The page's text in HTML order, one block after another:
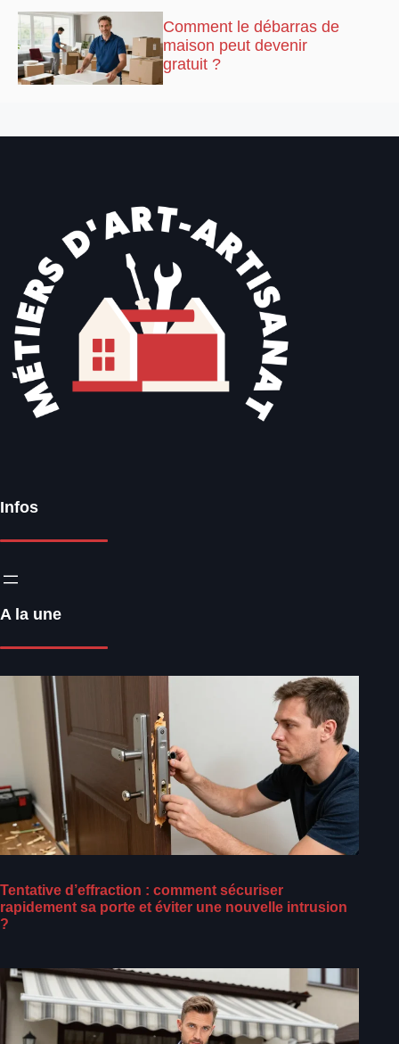
Comment le débarras de
maison peut devenir
gratuit ?
Infos
A la une
Tentative d’effraction : comment sécuriser
rapidement sa porte et éviter une nouvelle intrusion
?